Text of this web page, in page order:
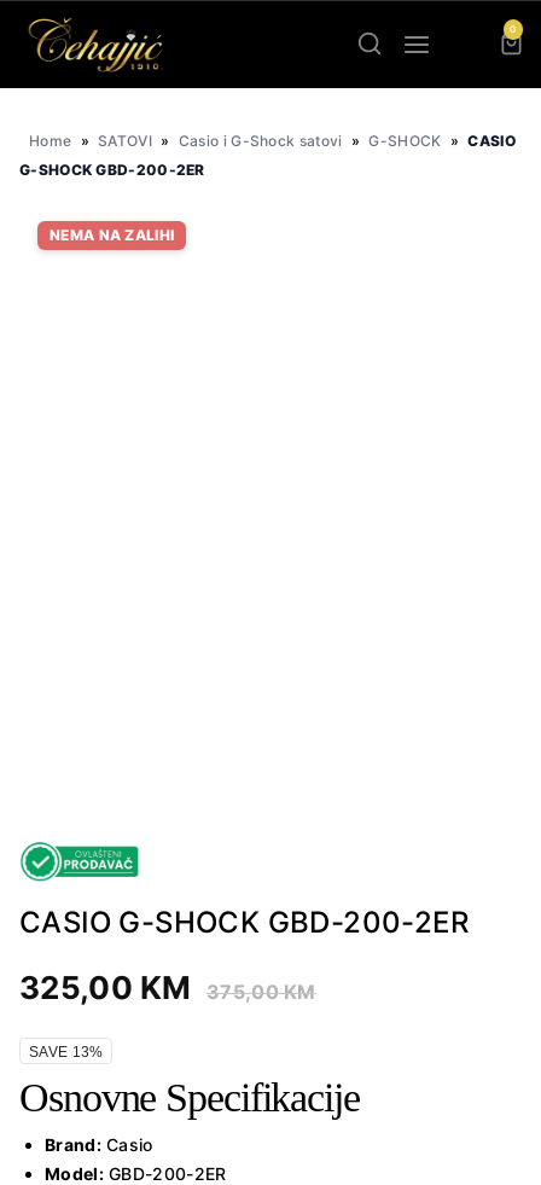
0
Home » SATOVI » Casio i G-Shock satovi » G-SHOCK » CASIO
G-SHOCK GBD-200-2ER
NEMA NA ZALIHI
CASIO G-SHOCK GBD-200-2ER
325,00 KM 375,00KM
SAVE 13%
Osnovne Specifikacije
Brand:Casio
Model:GBD-200-2ER